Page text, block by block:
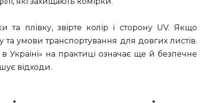
плівку, звірте колір і сторону UV. Якщо
та умови транспортування для довгих листів.
Україні» на практиці означає ще й безпечне
відходи.